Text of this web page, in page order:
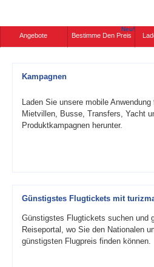
Angebote Bestimme Den Preis
Neu!
Kampagnen
Laden Sie unsere mobile
Mietvillen, Busse, Transfers, Yacht
Produktkampagnen herunter.
Günstigstes Flugtickets mit
Günstigstes Flugtickets suchen und
Reiseportal, wo Sie den Nationalen
günstigsten Flugpreis finden können.